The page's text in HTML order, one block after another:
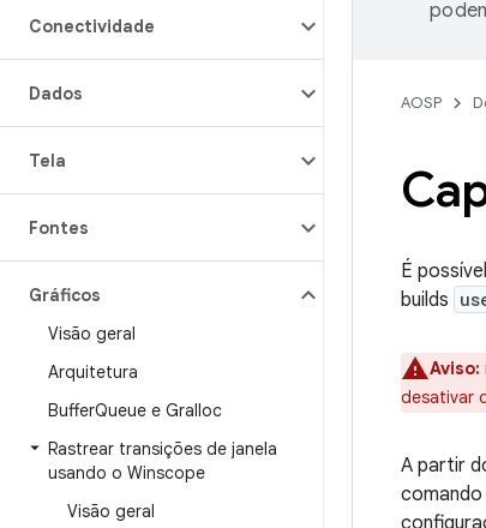
Conectividade
Dados
Tela
Fontes
Gráficos
Visão geral
Arquitetura
BufferQueue e Gralloc
Rastrear transições de janela
usando o Winscope
Visão geral
AOSP
É
builds
Aviso:
desativar
A partir